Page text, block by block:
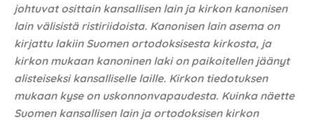
johtuvat osittain kansallisen lain ja kirkon kanonisen
lain välisistä ristiriidoista. Kanonisen lain asema on
kirjattu lakiin Suomen ortodoksisesta kirkosta, ja
kirkon mukaan kanoninen laki on paikoitellen jäänyt
alisteiseksi kansalliselle laille. Kirkon tiedotuksen
mukaan kyse on uskonnonvapaudesta. Kuinka näette
Suomen kansallisen lain ja ortodoksisen kirkon